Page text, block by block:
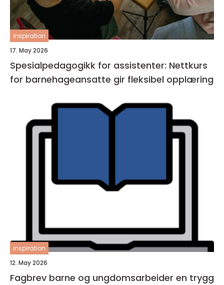
inspiration
17. May 2026
Spesialpedagogikk for assistenter: Nettkurs
for barnehageansatte gir fleksibel opplæring
inspiration
12. May 2026
Fagbrev barne og ungdomsarbeider en trygg